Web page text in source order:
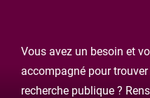
Vous avez un besoin et
accompagné pour
recherche publique ?